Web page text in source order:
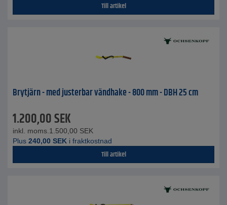
Till artikel
Brytjärn - med justerbar vändhake - 800 mm - DBH 25 cm
1.200,00SEK
inkl. moms. 1.500,00 SEK
Plus 240,00 SEK i fraktkostnad
Till artikel